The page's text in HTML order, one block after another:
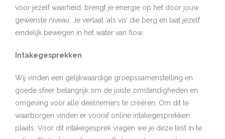
voor jezelf waarheid, brengt je energie op het door jouw
gewenste niveau. Je verlaat ‘als vis’ die berg en laat jezelf
eindelijk bewegen in het water van flow.
Intakegesprekken
Wij vinden een gelijkwaardige groepssamenstelling en
goede sfeer belangrijk om de juiste omstandigheden en
omgeving voor alle deelnemers te creëren. Om dit te
waarborgen vinden er vooraf online intakegesprekken
plaats. Voor dit intakegesprek vragen we je deze test in te